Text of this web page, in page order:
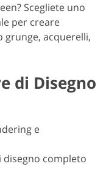
Scegliete uno
per creare
grunge, acquerelli,
di Disegno
e
completo